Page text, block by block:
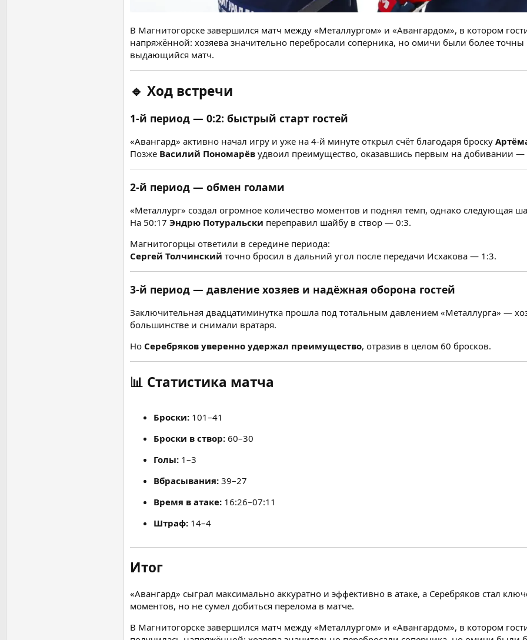
В Магнитогорске завершился матч между «Металлургом» и «Авангардом», в котором
напряжённой: хозяева значительно перебросали соперника, но омичи были более
выдающийся матч.
🔹 Ход встречи
1-й период — 0:2: быстрый старт гостей
«Авангард» активно начал игру и уже на 4-й минуте открыл счёт благодаря броску
Позже Василий Пономарёв удвоил преимущество, оказавшись первым на добивании —
2-й период — обмен голами
«Металлург» создал огромное количество моментов и поднял темп, однако следующая
На 50:17 Эндрю Потуральски переправил шайбу в створ — 0:3.
Магнитогорцы ответили в середине периода:
Сергей Толчинский точно бросил в дальний угол после передачи Исхакова — 1:3.
3-й период — давление хозяев и надёжная оборона гостей
Заключительная двадцатиминутка прошла под тотальным давлением «Металлурга» —
большинстве и снимали вратаря.
Но Серебряков уверенно удержал преимущество, отразив в целом 60 бросков.
📊 Статистика матча
Броски: 101–41
Броски в створ: 60–30
Голы: 1–3
Вбрасывания: 39–27
Время в атаке: 16:26–07:11
Штраф: 14–4
Итог
«Авангард» сыграл максимально аккуратно и эффективно в атаке, а Серебряков стал
моментов, но не сумел добиться перелома в матче.
В Магнитогорске завершился матч между «Металлургом» и «Авангардом», в котором